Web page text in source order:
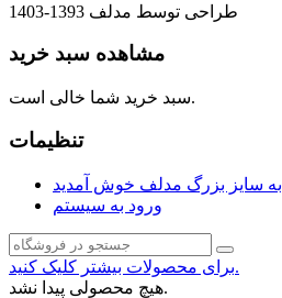
طراحی توسط مدلف 1393-1403
مشاهده سبد خرید
سبد خرید شما خالی است.
تنظیمات
به سایز بزرگ مدلف خوش آمدید
ورود به سیستم
برای محصولات بیشتر کلیک کنید.
هیچ محصولی پیدا نشد.